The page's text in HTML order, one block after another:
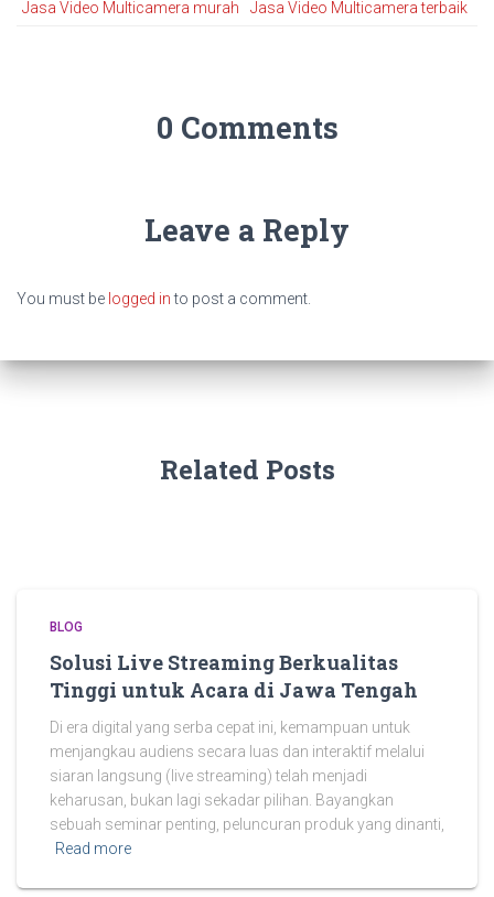
Jasa Video Multicamera murah
Jasa Video Multicamera terbaik
0 Comments
Leave a Reply
You must be logged into post a comment.
Related Posts
BLOG
Solusi Live Streaming Berkualitas
Tinggi untuk Acara di Jawa Tengah
Di era digital yang serba cepat ini, kemampuan untuk
menjangkau audiens secara luas dan interaktif melalui
siaran langsung (live streaming) telah menjadi
keharusan, bukan lagi sekadar pilihan. Bayangkan
sebuah seminar penting, peluncuran produk yang dinanti,
Read more